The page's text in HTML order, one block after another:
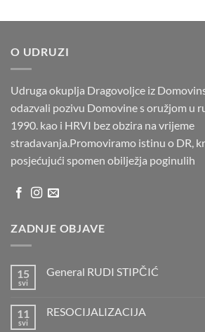
O UDRUZI
Udruga okuplja Dragovoljce iz
odazvali pozivu Domovine s oružjom u
1990. kao i HRVI bez obzira na vrijeme
stradavanja.Promoviramo istinu o DR,
posjećujući spomen obilježja poginulih
ZADNJE OBJAVE
15
svi
General RUDI STIPČIĆ
General
11
svi
RESOCIJALIZACIJA